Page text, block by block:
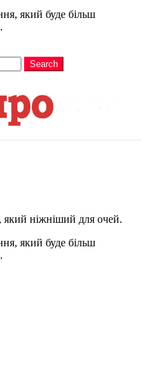
який буде більш
Search
ніжніший для очей.
який буде більш